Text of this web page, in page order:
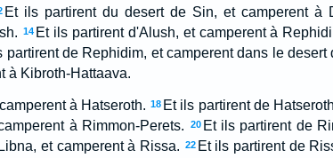
Et ils partirent du desert de Sin, et camperent à
14 Et ils partirent d'Alush, et camperent à
partirent de Rephidim, et camperent dans le desert
à Kibroth-Hattaava.
à Hatseroth. 18 Et ils partirent de
à Rimmon-Perets. 20 Et ils partirent de
et camperent à Rissa. 22 Et ils partirent de